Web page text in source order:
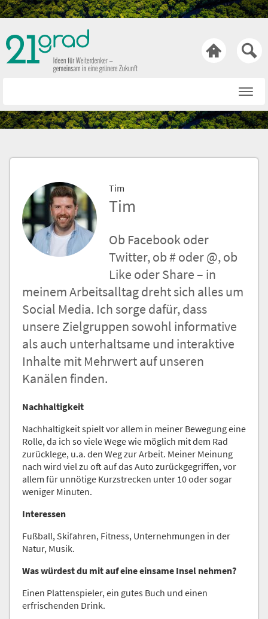

Rat & Tat
Hasen & Köpfe
Über uns
Netiquette
Nachricht an die
Redaktion
Tim
Tim
Ob Facebook oder
Twitter, ob # oder @, ob
Like oder Share – in
meinem Arbeitsalltag dreht sich alles um
Social Media. Ich sorge dafür, dass
unsere Zielgruppen sowohl informative
als auch unterhaltsame und interaktive
Inhalte mit Mehrwert auf unseren
Kanälen finden.
Nachhaltigkeit
Nachhaltigkeit spielt vor allem in meiner Bewegung eine
Rolle, da ich so viele Wege wie möglich mit dem Rad
zurücklege, u.a. den Weg zur Arbeit. Meiner Meinung
nach wird viel zu oft auf das Auto zurückgegriffen, vor
allem für unnötige Kurzstrecken unter 10 oder sogar
weniger Minuten.
Interessen
Fußball, Skifahren, Fitness, Unternehmungen in der
Natur, Musik.
Was würdest du mit auf eine einsame Insel nehmen?
Einen Plattenspieler, ein gutes Buch und einen
erfrischenden Drink.